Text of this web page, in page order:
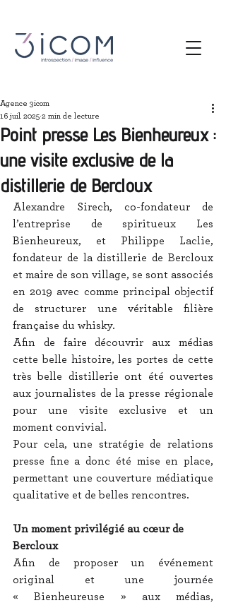
Point presse Les Bienheureux :
une visite exclusive de la
distillerie de Bercloux
Agence 3icom
16 juil. 2025 2 min de lecture
Alexandre Sirech, co-fondateur de
l’entreprise de spiritueux Les
Bienheureux, et Philippe Laclie,
fondateur de la distillerie de Bercloux
et maire de son village, se sont associés
en 2019 avec comme principal objectif
de structurer une véritable filière
française du whisky.
Afin de faire découvrir aux médias
cette belle histoire, les portes de cette
très belle distillerie ont été ouvertes
aux journalistes de la presse régionale
pour une visite exclusive et un
moment convivial.
Pour cela, une stratégie de relations
presse fine a donc été mise en place,
permettant une couverture médiatique
qualitative et de belles rencontres.
Un moment privilégié au cœur de
Bercloux
Afin de proposer un événement
original et une journée
« Bienheureuse » aux médias,